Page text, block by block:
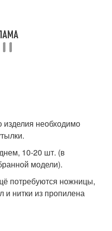
изделия необходимо
10-20 шт. (в
модели).
потребуются ножницы,
и нитки из пропилена